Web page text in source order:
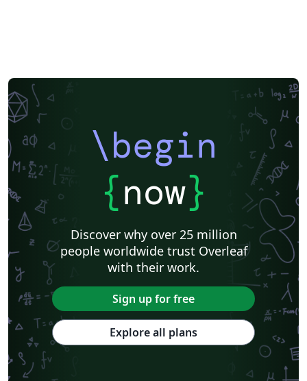
\begin
{now}
Discover why over 25 million
people worldwide trust Overleaf
with their work.
Sign up for free
Explore all plans